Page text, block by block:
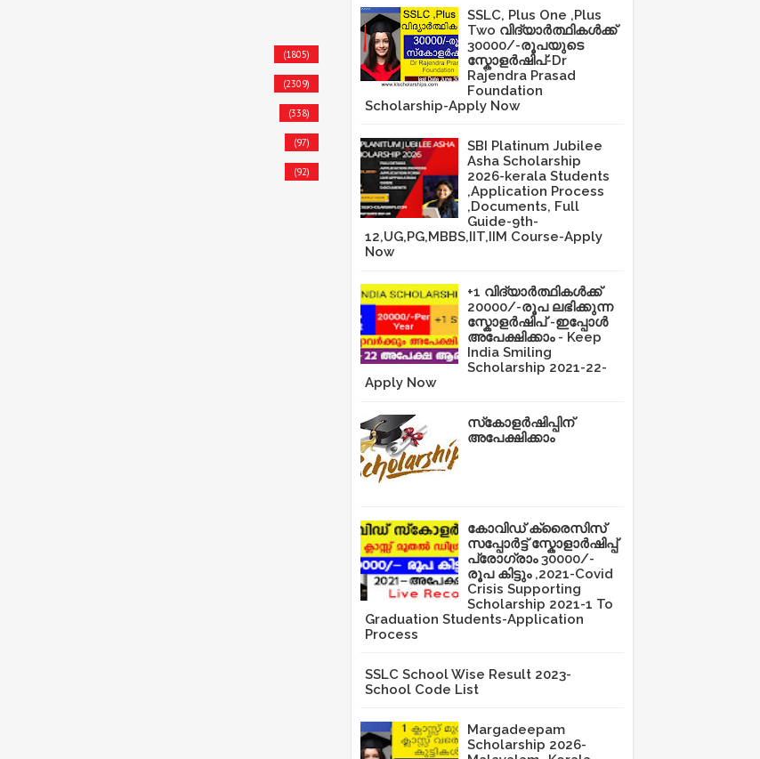
(1805)
(2309)
(338)
(97)
(92)
SSLC, Plus One ,Plus
Two വിദ്യാർത്ഥികൾക്ക്
30000/-രൂപയുടെ
സ്കോളർഷിപ്-Dr
Rajendra Prasad
Foundation
Scholarship-Apply Now
SBI Platinum Jubilee
Asha Scholarship
2026-kerala Students
,Application Process
,Documents, Full
Guide-9th-
12,UG,PG,MBBS,IIT,IIM Course-Apply
Now
+1 വിദ്യാർത്ഥികൾക്ക്
20000/-രൂപ ലഭിക്കുന്ന
സ്കോളർഷിപ് -ഇപ്പോൾ
അപേക്ഷിക്കാം - Keep
India Smiling
Scholarship 2021-22-
Apply Now
സ്‌കോളർഷിപ്പിന്
അപേക്ഷിക്കാം
കോവിഡ് ക്രൈസിസ്
സപ്പോർട്ട് സ്കോളാർഷിപ്പ്
പ്രോഗ്രാം 30000/-
രൂപ കിട്ടും ,2021-Covid
Crisis Supporting
Scholarship 2021-1 To
Graduation Students-Application
Process
SSLC School Wise Result 2023-
School Code List
Margadeepam
Scholarship 2026-